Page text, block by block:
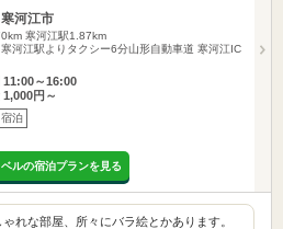
河江市
寒河江駅1.87km
河江駅よりタクシー6分山形自動車道 寒河江IC
11:00～16:00
1,000円～
宿泊
ルの宿泊プランを見る
れな部屋、所々にバラ絵とかあります。